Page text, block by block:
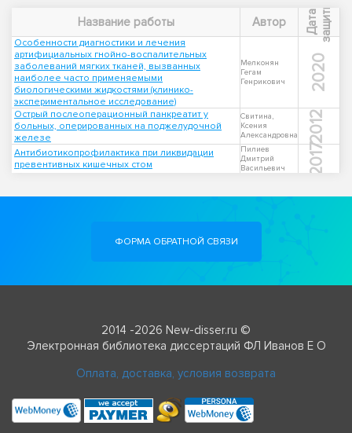
Название работы Автор Д
а
т
а
з
а
щ
и
т ы
Особенности диагностики и лечения
артифициальных гнойно-воспалительных
заболеваний мягких тканей, вызванных
наиболее часто применяемыми
биологическими жидкостями (клинико-
экспериментальное исследование)
Мелконян
Гегам
Генрикович
2020
Острый послеоперационный панкреатит у
больных, оперированных на поджелудочной
железе
Свитина,
Ксения
Александровна
2012
Антибиотикопрофилактика при ликвидации
превентивных кишечных стом
Пилиев
Дмитрий
Васильевич
2017
ФОРМА ОБРАТНОЙ СВЯЗИ
2014 -2026 New-disser.ru ©
Электронная библиотека диссертаций ФЛ Иванов Е О
Оплата, доставка, условия возврата